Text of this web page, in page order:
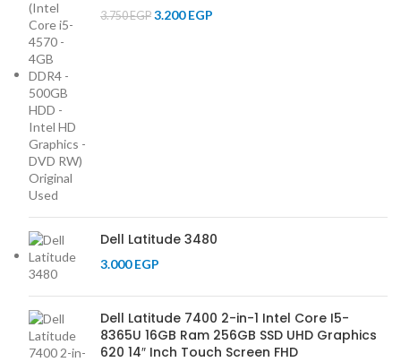
3.750EGP 3.200EGP
Dell Latitude 3480
3.000EGP
Dell Latitude 7400 2-in-1 Intel Core I5-
8365U 16GB Ram 256GB SSD UHD Graphics
620 14″ Inch Touch Screen FHD